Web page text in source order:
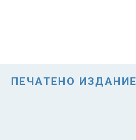
ПЕЧАТЕНО ИЗДАНИЕ